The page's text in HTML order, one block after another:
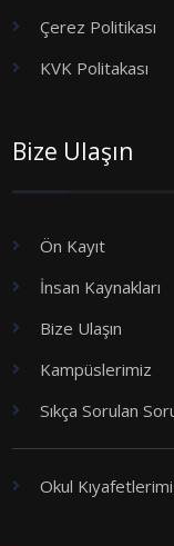
Çerez Politikası
KVK Politakası
Bize Ulaşın
Ön Kayıt
İnsan Kaynakları
Bize Ulaşın
Kampüslerimiz
Sıkça Sorulan
Okul